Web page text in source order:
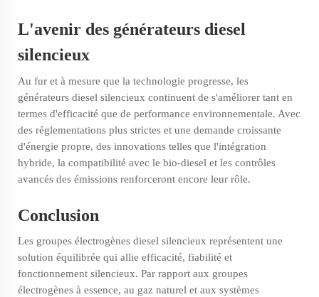
L'avenir des générateurs diesel
silencieux
Au fur et à mesure que la technologie progresse, les
générateurs diesel silencieux continuent de s'améliorer tant en
termes d'efficacité que de performance environnementale. Avec
des réglementations plus strictes et une demande croissante
d'énergie propre, des innovations telles que l'intégration
hybride, la compatibilité avec le bio-diesel et les contrôles
avancés des émissions renforceront encore leur rôle.
Conclusion
Les groupes électrogènes diesel silencieux représentent une
solution équilibrée qui allie efficacité, fiabilité et
fonctionnement silencieux. Par rapport aux groupes
électrogènes à essence, au gaz naturel et aux systèmes